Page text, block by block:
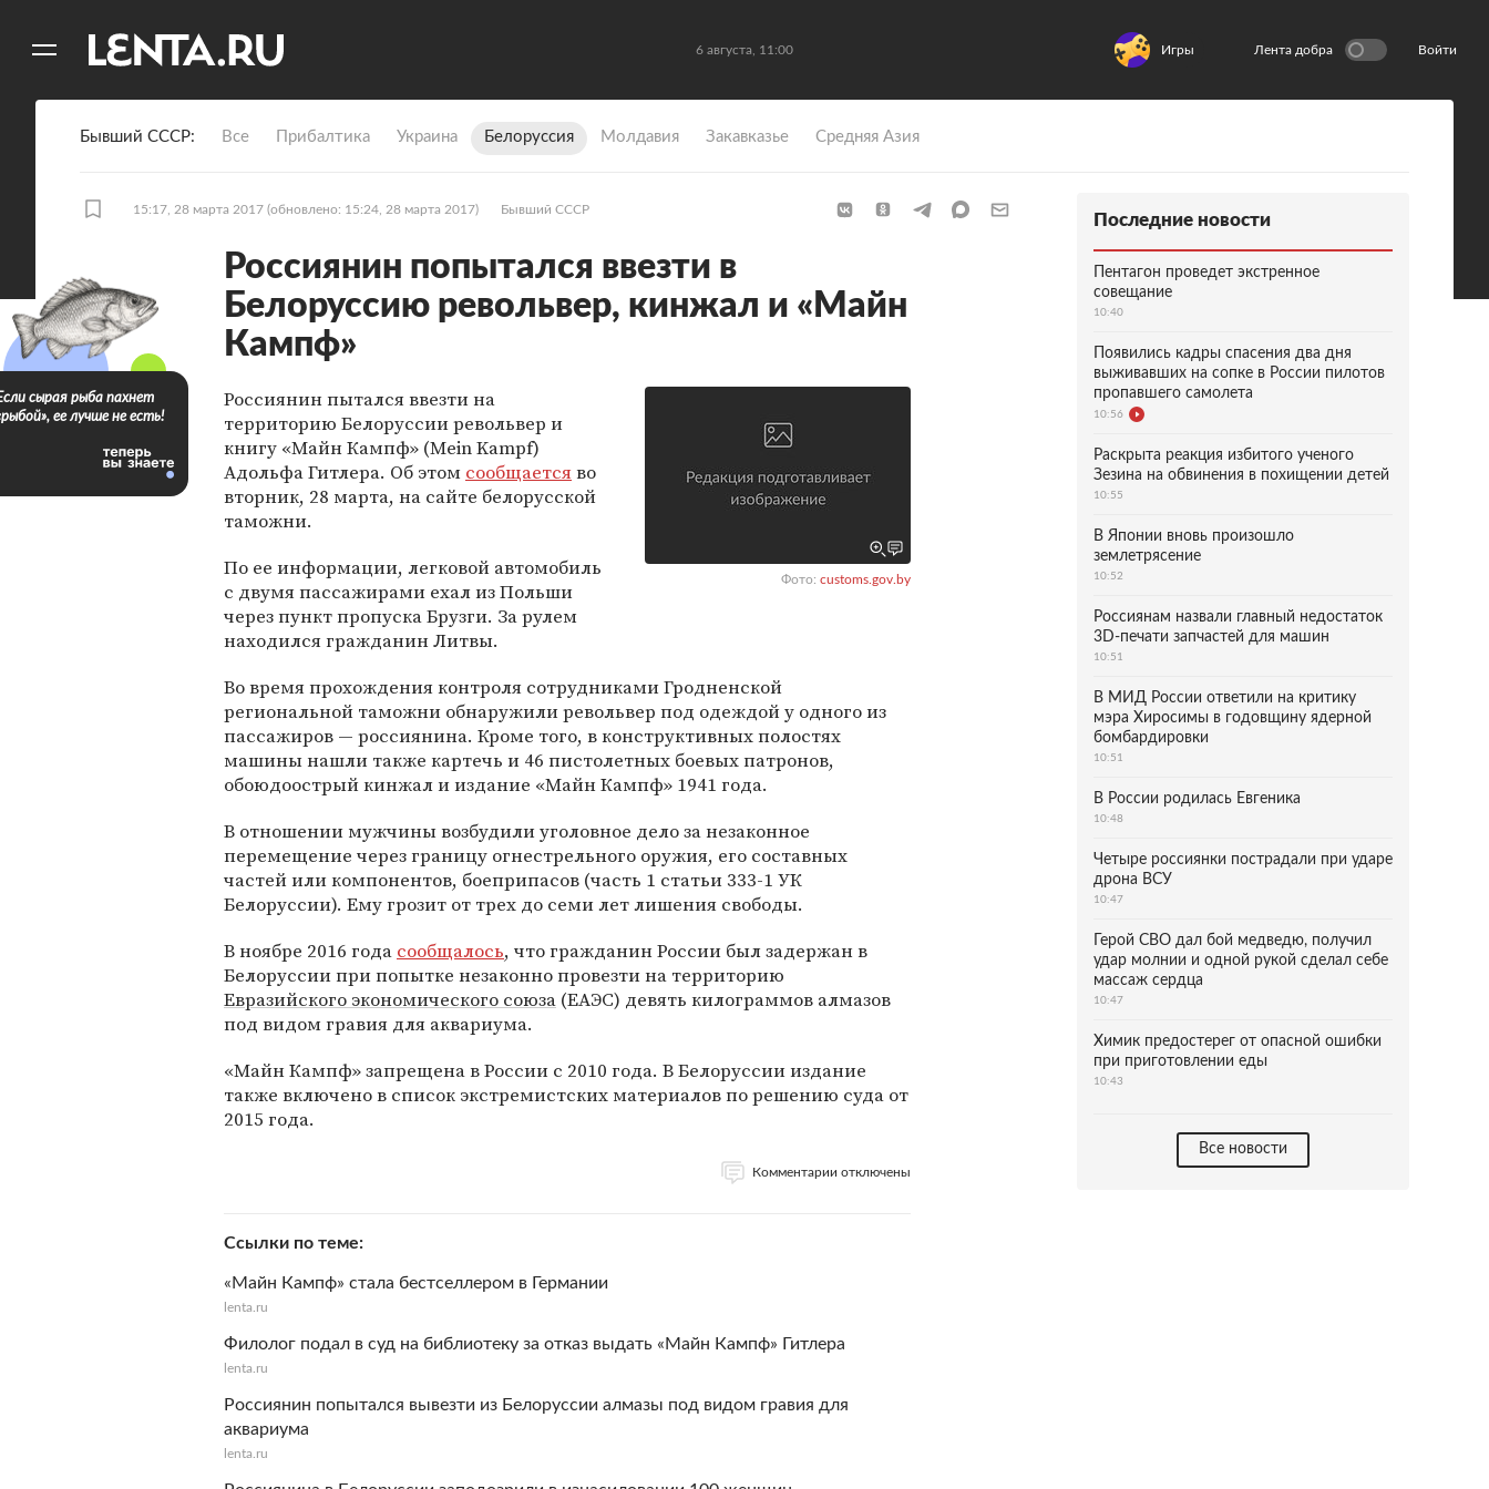
6 августа, 11:00 Игры Лента добра Войти
Бывший СССР Все Прибалтика Украина Белоруссия Молдавия Закавказье Средняя Азия
15:17, 28 марта 2017 (обновлено: 15:24, 28 марта 2017) Бывший СССР
Россиянин попытался ввезти в
Белоруссию револьвер, кинжал и «Майн
Кампф»
Фото: customs.gov.by
Россиянин пытался ввезти на
территорию Белоруссии револьвер и
книгу «Майн Кампф» (Mein Kampf)
Адольфа Гитлера. Об этом сообщаетсяво
вторник, 28 марта, на сайте белорусской
таможни.
По ее информации, легковой автомобиль
с двумя пассажирами ехал из Польши
через пункт пропуска Брузги. За рулем
находился гражданин Литвы.
Во время прохождения контроля сотрудниками Гродненской
региональной таможни обнаружили револьвер под одеждой у одного из
пассажиров — россиянина. Кроме того, в конструктивных полостях
машины нашли также картечь и 46 пистолетных боевых патронов,
обоюдоострый кинжал и издание «Майн Кампф» 1941 года.
В отношении мужчины возбудили уголовное дело за незаконное
перемещение через границу огнестрельного оружия, его составных
частей или компонентов, боеприпасов (часть 1 статьи 333-1 УК
Белоруссии). Ему грозит от трех до семи лет лишения свободы.
В ноябре 2016 года сообщалось, что гражданин России был задержан в
Белоруссии при попытке незаконно провезти на территорию
Евразийского экономического союза (ЕАЭС) девять килограммов алмазов
под видом гравия для аквариума.
«Майн Кампф» запрещена в России с 2010 года. В Белоруссии издание
также включено в список экстремистских материалов по решению суда от
2015 года.
Комментарии отключены
Ссылки по теме
«Майн Кампф» стала бестселлером в Германии
lenta.ru
Филолог подал в суд на библиотеку за отказ выдать «Майн Кампф» Гитлера
lenta.ru
Россиянин попытался вывезти из Белоруссии алмазы под видом гравия для
аквариума
lenta.ru
сырая рыба пахнет
ее лучше не есть!
Последние новости
Пентагон проведет экстренное
совещание
10:40
Появились кадры спасения два дня
выживавших на сопке в России пилотов
пропавшего самолета
10:56
Раскрыта реакция избитого ученого
Зезина на обвинения в похищении детей
10:55
В Японии вновь произошло
землетрясение
10:52
Россиянам назвали главный недостаток
3D-печати запчастей для машин
10:51
В МИД России ответили на критику
мэра Хиросимы в годовщину ядерной
бомбардировки
10:51
В России родилась Евгеника
10:48
Четыре россиянки пострадали при ударе
дрона ВСУ
10:47
Герой СВО дал бой медведю, получил
удар молнии и одной рукой сделал себе
массаж сердца
10:47
Химик предостерег от опасной ошибки
при приготовлении еды
10:43
Все новости